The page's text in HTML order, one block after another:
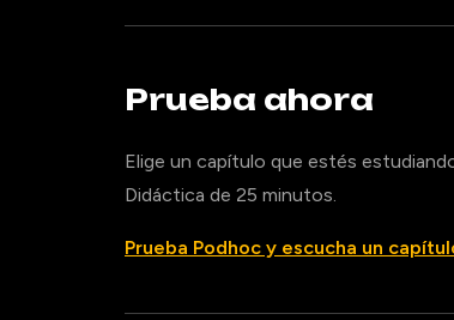
Prueba ahora
Elige un capítulo que estés
Didáctica de 25 minutos.
Prueba Podhoc y escucha un